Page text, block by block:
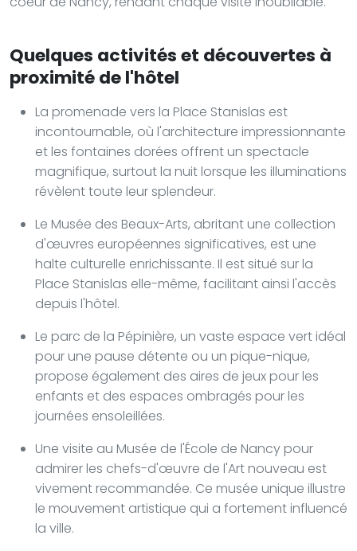
Quelques activités et découvertes à
proximité de l'hôtel
La promenade vers la Place Stanislas est
incontournable, où l'architecture impressionnante
et les fontaines dorées offrent un spectacle
magnifique, surtout la nuit lorsque les illuminations
révèlent toute leur splendeur.
Le Musée des Beaux-Arts, abritant une collection
d'œuvres européennes significatives, est une
halte culturelle enrichissante. Il est situé sur la
Place Stanislas elle-même, facilitant ainsi l'accès
depuis l'hôtel.
Le parc de la Pépinière, un vaste espace vert idéal
pour une pause détente ou un pique-nique,
propose également des aires de jeux pour les
enfants et des espaces ombragés pour les
journées ensoleillées.
Une visite au Musée de l'École de Nancy pour
admirer les chefs-d'œuvre de l'Art nouveau est
vivement recommandée. Ce musée unique illustre
le mouvement artistique qui a fortement influencé
la ville.